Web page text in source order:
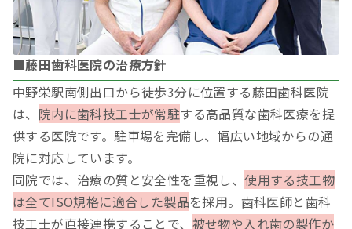
■藤田歯科医院の治療方針
中野栄駅南側出口から徒歩3分に位置する藤田歯科医院
は、 院内に歯科技工士が常駐する高品質な歯科医療を提
供する医院です。駐車場を完備し、幅広い地域からの通
院に対応しています。
同院では、治療の質と安全性を重視し、使用する技工物
は全てISO規格に適合した製品を採用。歯科医師と歯科
技工士が直接連携することで、 被せ物や入れ歯の製作か